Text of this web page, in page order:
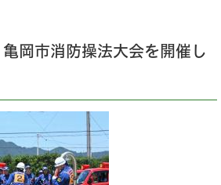
岡市消防操法大会を開催し